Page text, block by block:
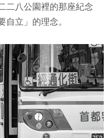
二八公園裡的那座紀念
立」的理念。